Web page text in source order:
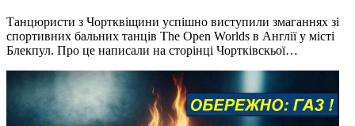
Танцюристи з Чортквіщини успішно виступили змаганнях зі
спортивних бальних танців The Open Worlds в Англії у місті
Блекпул. Про це написали на сторінці Чортківскьої…